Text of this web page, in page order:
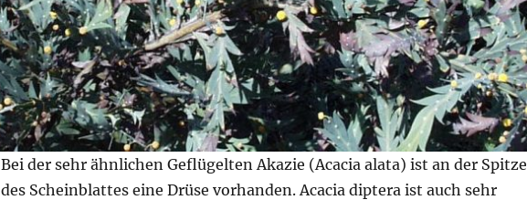
Bei der sehr ähnlichen Geflügelten Akazie (Acacia alata) ist an der Spitze
des Scheinblattes eine Drüse vorhanden. Acacia diptera ist auch sehr